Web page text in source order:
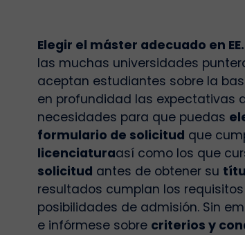
Elegir el máster adecuado en
las muchas universidades
aceptan estudiantes sobre la
en profundidad las expectativas
necesidades para que puedas
formulario de solicitud que
licenciaturaasí como los que
solicitud antes de obtener su
resultados cumplan los
posibilidades de admisión. Sin
e infórmese sobre criterios y